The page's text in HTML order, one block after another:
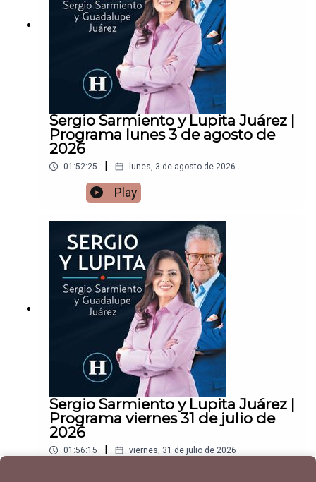
Sergio Sarmiento y Lupita Juárez |
Programa lunes 3 de agosto de
2026
01:52:25 lunes, 3 de agosto de 2026
Play
Sergio Sarmiento y Lupita Juárez |
Programa viernes 31 de julio de
2026
01:56:15 viernes, 31 de julio de 2026